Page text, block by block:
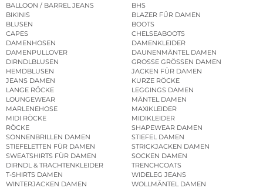
BALLOON / BARREL JEANS
BHS
BIKINIS
BLAZER FÜR DAMEN
BLUSEN
BOOTS
CAPES
CHELSEABOOTS
DAMENHOSEN
DAMENKLEIDER
DAMENPULLOVER
DAUNENMÄNTEL DAMEN
DIRNDLBLUSEN
GROSSE GRÖSSEN DAMEN
HEMDBLUSEN
JACKEN FÜR DAMEN
JEANS DAMEN
KURZE RÖCKE
LANGE RÖCKE
LEGGINGS DAMEN
LOUNGEWEAR
MÄNTEL DAMEN
MARLENEHOSE
MAXIKLEIDER
MIDI RÖCKE
MIDIKLEIDER
RÖCKE
SHAPEWEAR DAMEN
SONNENBRILLEN DAMEN
STIEFEL DAMEN
STIEFELETTEN FÜR DAMEN
STRICKJACKEN DAMEN
SWEATSHIRTS FÜR DAMEN
SOCKEN DAMEN
DIRNDL & TRACHTENKLEIDER
TRENCHCOATS
T-SHIRTS DAMEN
WIDELEG JEANS
WINTERJACKEN DAMEN
WOLLMÄNTEL DAMEN